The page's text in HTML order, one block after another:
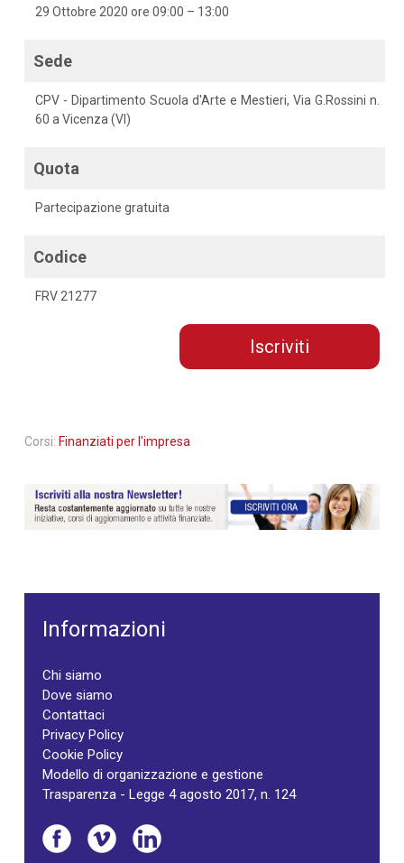
29 Ottobre 2020 ore 09:00 – 13:00
Sede
CPV - Dipartimento Scuola d'Arte e Mestieri, Via G.Rossini n.
60 a Vicenza (VI)
Quota
Partecipazione gratuita
Codice
FRV 21277
Iscriviti
Corsi: Finanziati per l'impresa
Informazioni
Chi siamo
Dove siamo
Contattaci
Privacy Policy
Cookie Policy
Modello di organizzazione e gestione
Trasparenza - Legge 4 agosto 2017, n. 124